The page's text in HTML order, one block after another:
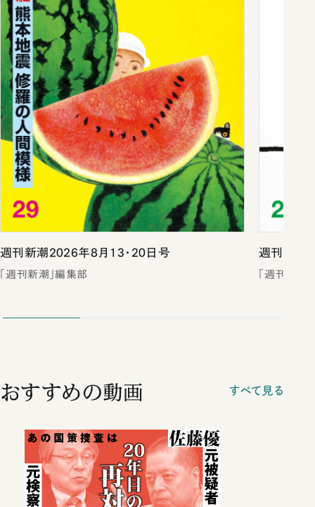
週刊新潮2026年8月13・20日号
「週刊新潮」編集部
週刊新潮
「週刊新潮
おすすめの動画 すべて見る